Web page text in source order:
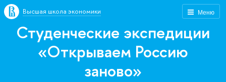
Меню
Высшая школа экономики
Студенческие экспедиции
«Открываем Россию
заново»